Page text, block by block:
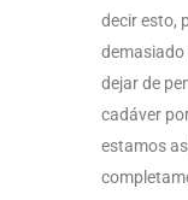
decir esto,
dejar de
cadáver
estamos